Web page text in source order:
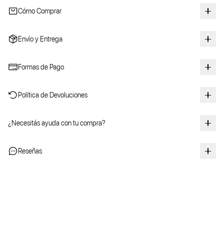
Cómo Comprar
Envío y Entrega
Formas de Pago
Política de Devoluciones
¿Necesitás ayuda con tu compra?
Reseñas